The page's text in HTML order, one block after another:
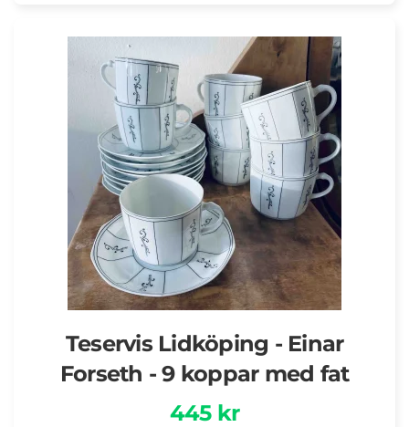
Teservis Lidköping - Einar
Forseth - 9 koppar med fat
445 kr